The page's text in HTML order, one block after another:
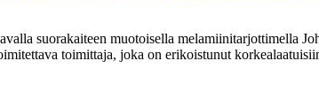
suorakaiteen muotoisella melamiinitarjottimella
toimittaja, joka on erikoistunut